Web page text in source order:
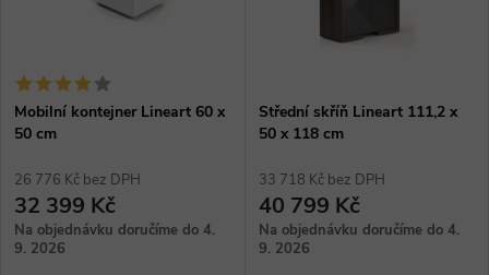
í
p
r
o
s
p
r
Mobilní kontejner Lineart 60 x
50 cm
26 776 Kč bez DPH
32 399 Kč
Na objednávku doručíme do 4.
9. 2026
Střední skříň Lineart 111,2 x
50 x 118 cm
33 718 Kč bez DPH
40 799 Kč
Na objednávku doručíme do 4.
9. 2026